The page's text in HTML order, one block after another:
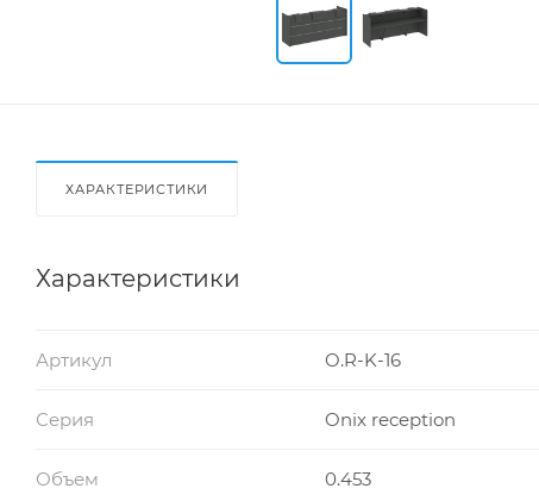
ХАРАКТЕРИСТИКИ
Характеристики
Артикул O.R-K-16
Серия Onix reception
Объем 0.453